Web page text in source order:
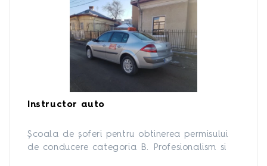
Instructor auto
Școala de șoferi pentru obtinerea permisului
de conducere categoria B. Profesionalism si